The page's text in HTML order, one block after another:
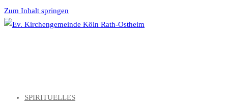
Zum Inhalt springen
SPIRITUELLES